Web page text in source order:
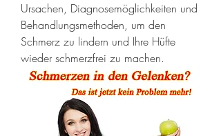
Ursachen, Diagnosemöglichkeiten und
Behandlungsmethoden, um den
Schmerz zu lindern und Ihre Hüfte
wieder schmerzfrei zu machen.